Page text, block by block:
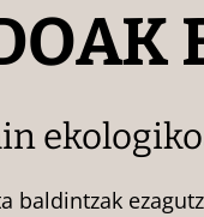
baldintzak